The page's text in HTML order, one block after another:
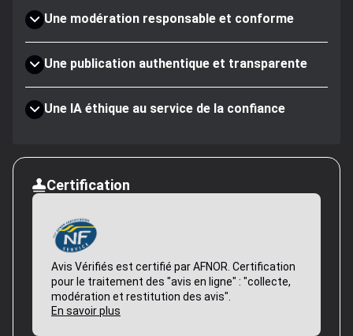
Une modération responsable et conforme
Une publication authentique et transparente
Une IA éthique au service de la confiance
Certification
Avis Vérifiés est certifié par AFNOR. Certification
pour le traitement des "avis en ligne" : "collecte,
modération et restitution des avis".
En savoir plus